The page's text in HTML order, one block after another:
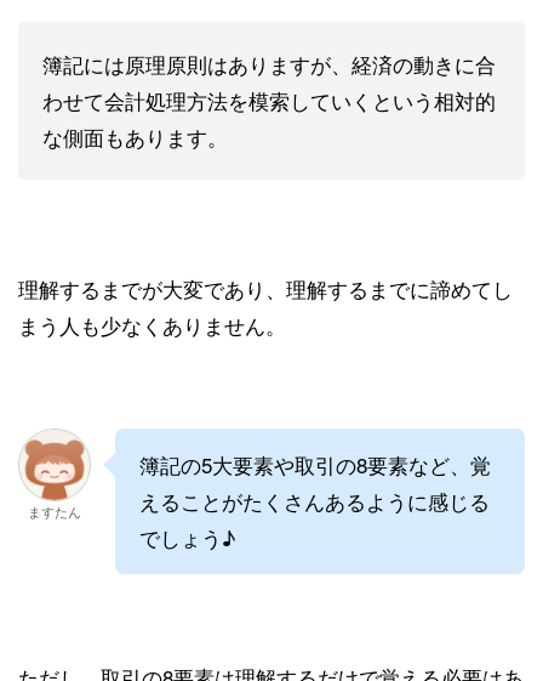
簿記には原理原則はありますが、経済の動きに合
わせて会計処理方法を模索していくという相対的
な側面もあります。
理解するまでが大変であり、理解するまでに諦めてし
まう人も少なくありません。
ますたん
簿記の5大要素や取引の8要素など、覚
えることがたくさんあるように感じる
でしょう♪